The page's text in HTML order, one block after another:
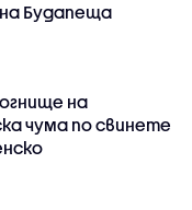
Будапеща
на
чума по свинете